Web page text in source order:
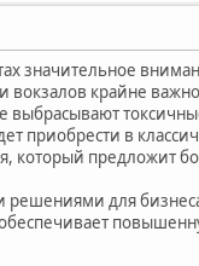
значительное
вокзалов крайне
выбрасывают
приобрести в
который предложит
решениями для